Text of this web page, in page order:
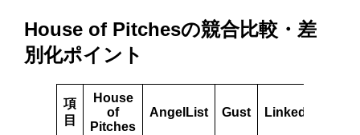
House of Pitchesの競合比較・差
別化ポイント
項
目
House
of
Pitches
AngelList Gust LinkedIn